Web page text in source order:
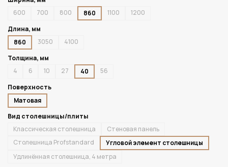
600
700 800 860 1100
1200
Длина, мм
860
3050
4100
Толщина, мм
4
6 10 27 40
56
Поверхность
Матовая
Вид столешницы/плиты
Классическая столешница
Стеновая панель
Столешница Profstandard
Угловой элемент столешницы
Удлинённая столешница, 4 метра